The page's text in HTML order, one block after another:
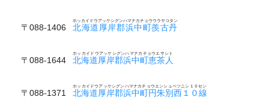
〒088-1406 北海道厚岸郡浜中町羨古丹
ホッカイドウアッケシグンハマナカチョウウラヤコタン
〒088-1644 北海道厚岸郡浜中町恵茶人
ホッカイドウアッケシグンハマナカチョウエサシト
〒088-1371 北海道厚岸郡浜中町円朱別西１０線
ホッカイドウアッケシグンハマナカチョウエンシュベツニシ１０セン